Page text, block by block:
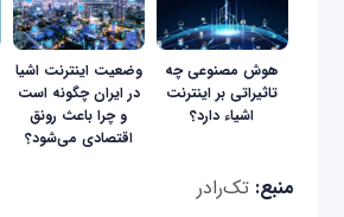
هوش مصنوعی چه
تاثیراتی بر اینترنت
اشیاء دارد؟
وضعیت اینترنت اشیا
در ایران چگونه است
و چرا باعث رونق
اقتصادی می‌شود؟
منبع:تک‌رادر